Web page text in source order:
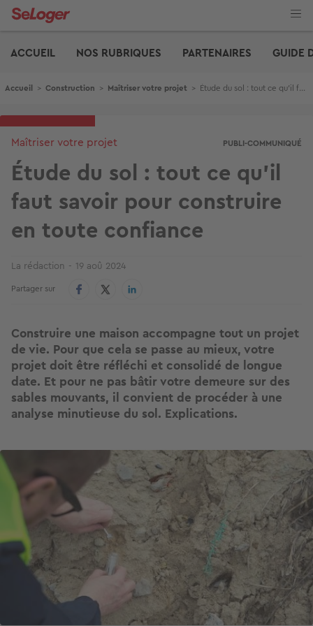
Aller
ACCUEIL
NOS RUBRIQUES PARTENAIRES GUIDE
Fil d'Ariane
Accueil > Construction > Maîtriser votre projet > Étude du sol : tout ce qu'il faut savoir pour construire en toute confiance
PUBLI-COMMUNIQUÉ
Maîtriser votre projet
Étude du sol : tout ce qu'il
faut savoir pour construire
en toute confiance
La rédaction 19 aoû 2024
Partager sur
Construire une maison accompagne tout un projet
de vie. Pour que cela se passe au mieux, votre
projet doit être réfléchi et consolidé de longue
date. Et pour ne pas bâtir votre demeure sur des
sables mouvants, il convient de procéder à une
analyse minutieuse du sol. Explications.
Image